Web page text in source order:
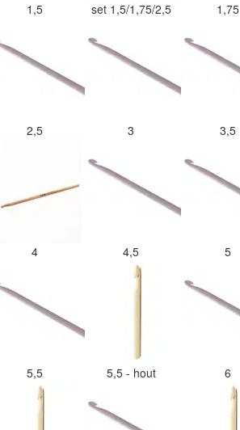
1,5 set 1,5/1,75/2,5 1,75
2,5 3 3,5
4 4,5 5
5,5 5,5 - hout 6